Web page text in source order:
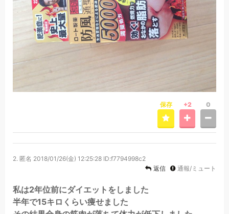
保存 +2 0
2. 匿名 2018/01/26(金) 12:25:28 ID:f7794998c2
返信
通報/ミュート
私は2年位前にダイエットをしました
半年で15キロくらい痩せました